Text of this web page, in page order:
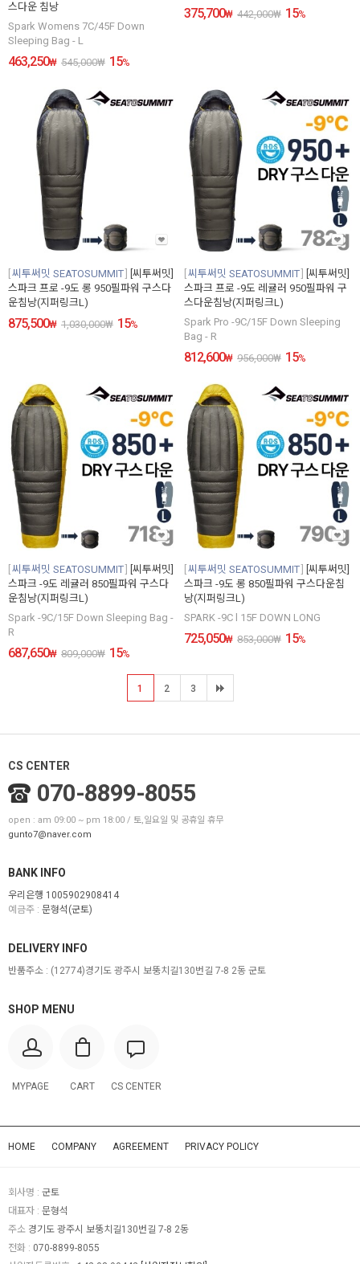
스다운 침낭
Spark Womens 7C/45F Down
Sleeping Bag - L
463,250₩ 545,000₩ 15%
375,700₩ 442,000₩ 15%
씨투써밋 SEATOSUMMIT
[씨투써밋]
스파크 프로 -9도 롱 950필파워 구스다
운침낭(지퍼링크L)
875,500₩ 1,030,000₩ 15%
씨투써밋 SEATOSUMMIT
[씨투써밋]
스파크 프로 -9도 레귤러 950필파워 구
스다운침낭(지퍼링크L)
Spark Pro -9C/15F Down Sleeping
Bag - R
812,600₩ 956,000₩ 15%
씨투써밋 SEATOSUMMIT
[씨투써밋]
스파크 -9도 레귤러 850필파워 구스다
운침낭(지퍼링크L)
Spark -9C/15F Down Sleeping Bag -
R
687,650₩ 809,000₩ 15%
씨투써밋 SEATOSUMMIT
[씨투써밋]
스파크 -9도 롱 850필파워 구스다운침
낭(지퍼링크L)
SPARK -9C l 15F DOWN LONG
725,050₩ 853,000₩ 15%
1 2 3
CS CENTER
070-8899-8055
open : am 09:00 ~ pm 18:00 / 토,일요일 및 공휴일 휴무
gunto7@naver.com
BANK INFO
우리은행 1005902908414
예금주 : 문형석(군토)
SHOP MENU
MYPAGE CART CS CENTER
DELIVERY INFO
반품주소 : (12774)경기도 광주시 보뚱치길130번길 7-8 2동 군토
HOME COMPANY AGREEMENT PRIVACY POLICY
회사명 : 군토
대표자 : 문형석
주소 경기도 광주시 보뚱치길130번길 7-8 2동
전화 : 070-8899-8055